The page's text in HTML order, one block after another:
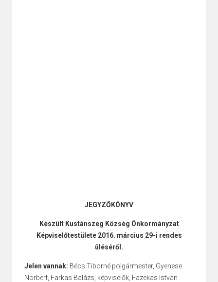
JEGYZŐKÖNYV
Készült Kustánszeg Község Önkormányzat
Képviselőtestülete 2016. március 29-i rendes
üléséről.
Jelen vannak: Bécs Tiborné polgármester, Gyenese
Norbert, Farkas Balázs, képviselők, Fazekas István